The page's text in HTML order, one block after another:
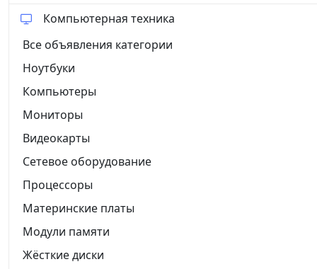
Компьютерная техника
Все объявления категории
Ноутбуки
Компьютеры
Мониторы
Видеокарты
Сетевое оборудование
Процессоры
Материнские платы
Модули памяти
Жёсткие диски